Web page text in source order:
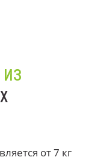
от 7 кг